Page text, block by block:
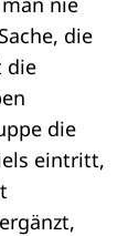
die
die
die
eintritt,